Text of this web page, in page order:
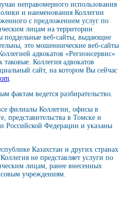
неправомерного использования
и наименования Коллегии
с предложением услуг по
лицам на территории
поддельные веб-сайты, выдающие
это мошеннические веб-сайты
адвокатов «Регионсервис»
Коллегия адвокатов
сайт, на котором Вы сейчас
.
фактам ведется разбирательство.
филиалы Коллегии, офисы в
представительства в Томске и
Российской Федерации и указаны
Казахстан и других странах
не представляет услуги по
лицам, ранее внесенных
учреждениям.